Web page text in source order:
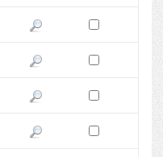
Pokaż podgląd wersji z dnia
Zaznacz wersję do
Pokaż podgląd wersji z dnia
Zaznacz wersję do
Pokaż podgląd wersji z dnia
Zaznacz wersję do
Pokaż podgląd wersji z dnia
Zaznacz wersję do